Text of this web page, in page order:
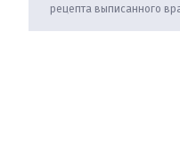
рецепта выписанного